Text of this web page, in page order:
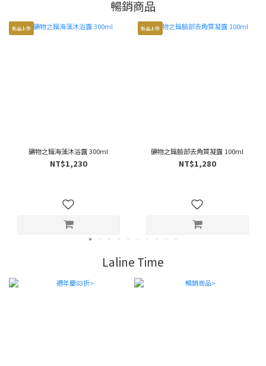
暢銷商品
新品上市
礦物之鑰海藻沐浴露 300ml
NT$1,230
新品上市
礦物之鑰臉部去角質凝露 100ml
NT$1,280
Laline Time